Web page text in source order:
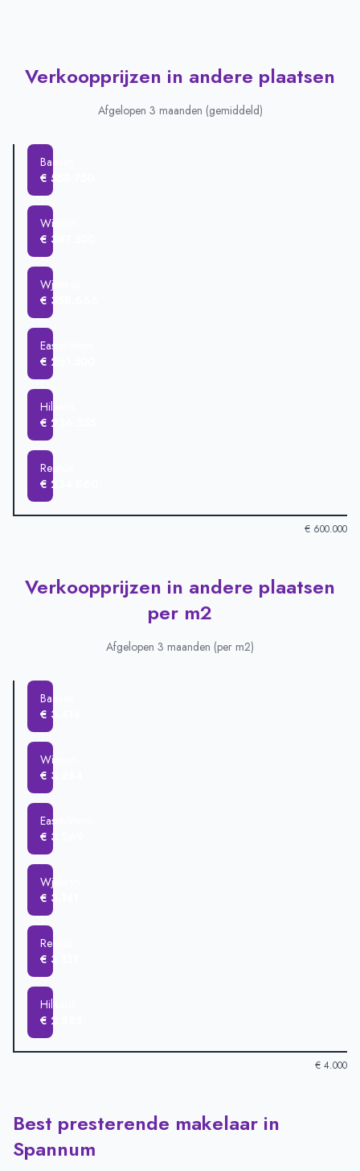
Verkoopprijzen in andere plaatsen
Afgelopen 3 maanden (gemiddeld)
Baaium
€ 558.750
Winsum
€ 387.500
Wjelsryp
€ 358.666
Easterlittens
€ 261.500
Hilaard
€ 236.555
Reahûs
€ 234.860
€ 600.000
Verkoopprijzen in andere plaatsen-Afgelopen 3 maanden
Gemiddelde verkoopprijs
€ 558.750
€ 387.500
Easterlittens
Hilaard
Reahûs
Verkoopprijzen in andere plaatsen
per m2
Afgelopen 3 maanden (per m2)
Baaium
€ 3.414
Winsum
€ 3.284
Easterlittens
€ 3.269
Wjelsryp
€ 3.141
Reahûs
€ 3.131
Hilaard
€ 2.885
€ 4.000
Verkoopprijzen in andere plaatsen per m2-Afgelopen 3
Plaats
Baaium
Best presterende makelaar in
Spannum